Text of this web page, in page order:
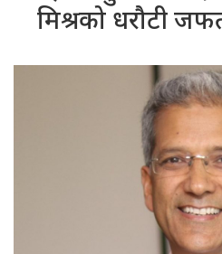
मिश्रको धरौटी